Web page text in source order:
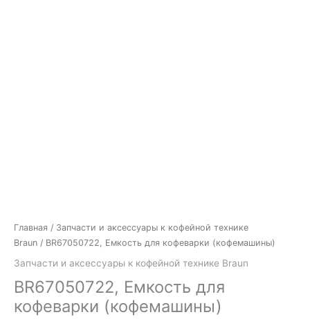
Главная / Запчасти и аксессуары к кофейной технике
Braun / BR67050722, Емкость для кофеварки (кофемашины)
Запчасти и аксессуары к кофейной технике Braun
BR67050722, Емкость для
кофеварки (кофемашины)